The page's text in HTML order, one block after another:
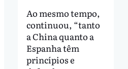
Ao mesmo tempo,
continuou, “tanto
a China quanto a
Espanha têm
princípios e